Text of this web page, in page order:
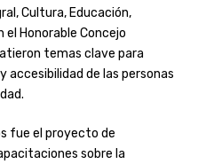
Cultura, Educación,
el Honorable Concejo
temas clave para
accesibilidad de las personas
fue el proyecto de
sobre la